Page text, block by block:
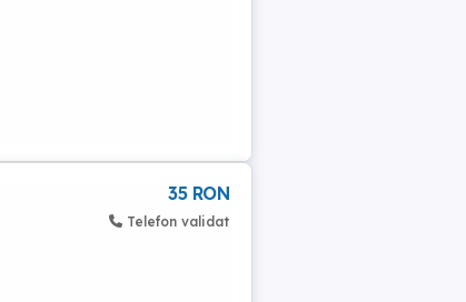
35 RON
Telefon validat